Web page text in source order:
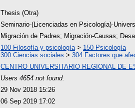
Thesis (Otra)
Seminario-(Licenciadas en Psicología)-
Migración de Padres; Migración-Causas;
100 Filosofía y psicología > 150 Psicología
300 Ciencias sociales > 304 Factores que
CENTRO UNIVERSITARIO REGIONAL DE
Users 4654 not found.
29 Nov 2018 15:26
06 Sep 2019 17:02